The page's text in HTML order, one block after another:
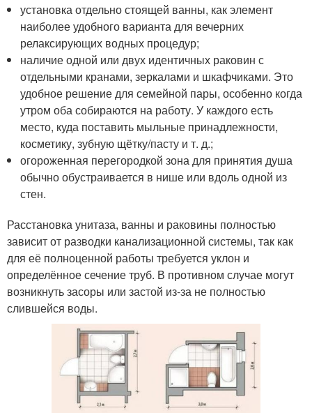
установка отдельно стоящей ванны, как элемент
наиболее удобного варианта для вечерних
релаксирующих водных процедур;
наличие одной или двух идентичных раковин с
отдельными кранами, зеркалами и шкафчиками. Это
удобное решение для семейной пары, особенно когда
утром оба собираются на работу. У каждого есть
место, куда поставить мыльные принадлежности,
косметику, зубную щётку/пасту и т. д.;
огороженная перегородкой зона для принятия душа
обычно обустраивается в нише или вдоль одной из
стен.
Расстановка унитаза, ванны и раковины полностью
зависит от разводки канализационной системы, так как
для её полноценной работы требуется уклон и
определённое сечение труб. В противном случае могут
возникнуть засоры или застой из-за не полностью
слившейся воды.